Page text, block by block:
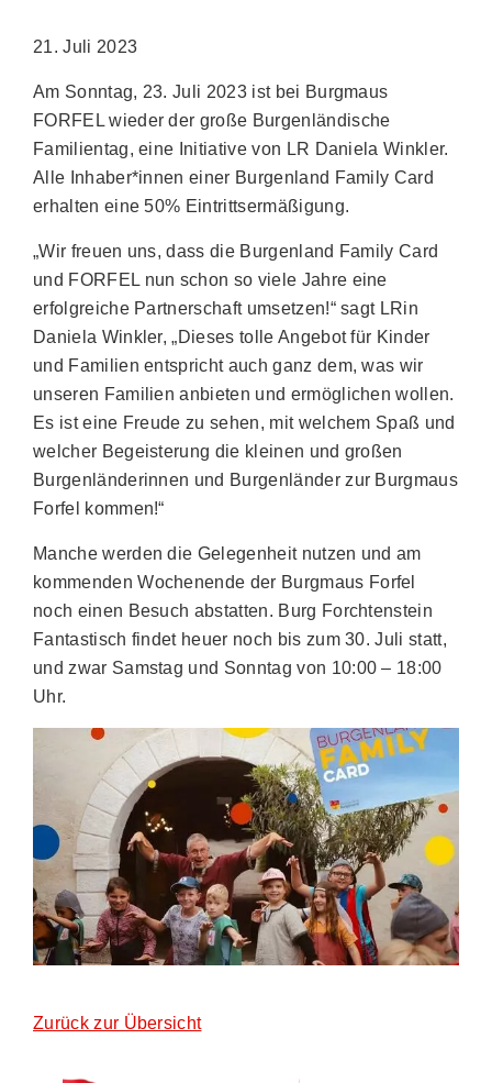
21. Juli 2023
Am Sonntag, 23. Juli 2023 ist bei Burgmaus
FORFEL wieder der große Burgenländische
Familientag, eine Initiative von LR Daniela Winkler.
Alle Inhaber*innen einer Burgenland Family Card
erhalten eine 50% Eintrittsermäßigung.
„Wir freuen uns, dass die Burgenland Family Card
und FORFEL nun schon so viele Jahre eine
erfolgreiche Partnerschaft umsetzen!“ sagt LRin
Daniela Winkler, „Dieses tolle Angebot für Kinder
und Familien entspricht auch ganz dem, was wir
unseren Familien anbieten und ermöglichen wollen.
Es ist eine Freude zu sehen, mit welchem Spaß und
welcher Begeisterung die kleinen und großen
Burgenländerinnen und Burgenländer zur Burgmaus
Forfel kommen!“
Manche werden die Gelegenheit nutzen und am
kommenden Wochenende der Burgmaus Forfel
noch einen Besuch abstatten. Burg Forchtenstein
Fantastisch findet heuer noch bis zum 30. Juli statt,
und zwar Samstag und Sonntag von 10:00 – 18:00
Uhr.
Zurück zur Übersicht